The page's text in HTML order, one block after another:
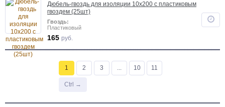
Дюбель-гвоздь для изоляции 10х200 с пластиковым
гвоздем (25шт)
Гвоздь:
Пластиковый
165 руб.
1 2 3 ... 10 11
Ctrl →